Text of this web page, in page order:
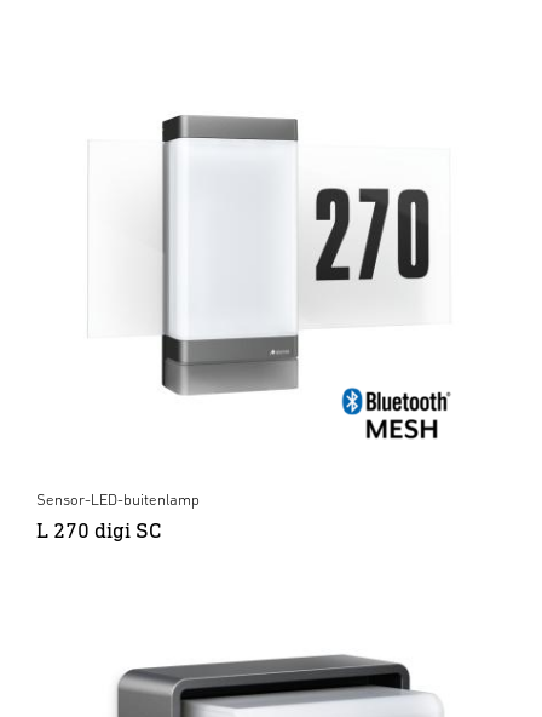
Sensor-LED-buitenlamp
L 270 digi SC